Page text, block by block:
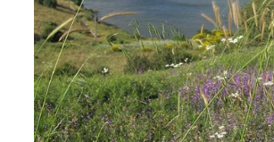
טיולים למבוגרים